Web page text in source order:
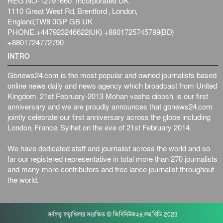
সব সরকারি দপ্তরের জন্য জরুরি নির্দেশনা
জাতীয়
সম্পত্তি দান করলেও জীবদ্দশায় ভোগদখলের অধিকার থাকবে
বাংলাদেশ-কোরিয়ার অর্থনৈতিক সম্পর্ক নতুন দিগন্ত উন্মোচন
করবে...
জাতীয় ১ day পূর্বে
যুক্তরাষ্ট্রের সঙ্গে আলোচনার দাবি নাকচ করল ইরান
আন্তর্জাতিক
‘ট্রাম্প প্রশাসন না থাকলে তেল শিল্প ধ্বংস হয়ে যেত’, দাবি মা...
যৌন হয়রানির মামলায় কুস্তির সাবেক প্রধানকে খালাস দিয়েছেন
ভা...
1110 Great West Rd, Brentford , London,
England,TW8 0GP GB UK
PHONE:+447923246622(UK) +8801725745789(BD)
+8801724772790
INTRO
Gbnews24.com is the most popular and owned journalists based
online news daily and news agency which broadcast from United
Kingdom. 21st February-2013 Mohan vasha dibosh, is our first
anniversary and we are proudly announces that gbnews24.com
jointly celebrate our first anniversary across the globe including
London, France, Sylhet on the eve of 21st February 2014.
We have dedicated staff and journalist across the world and so
far our registered representative in total more than 270 journalists
and many more contributors and free lance journalist throughout
the world.
সর্বস্বত্ব স্বত্বাধিকার সংরক্ষিত © জিবিনিউজ২৪.কম.বিডি 2023